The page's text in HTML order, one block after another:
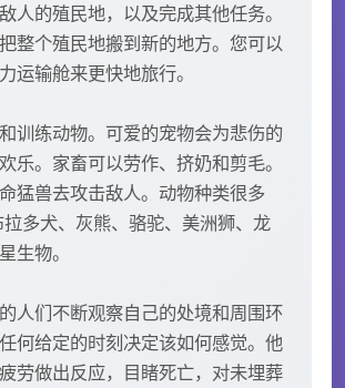
人的殖民地，以及完成其他任务。
整个殖民地搬到新的地方。您可以
运输舱来更快地旅行。
训练动物。可爱的宠物会为悲伤的
乐。家畜可以劳作、挤奶和剪毛。
猛兽去攻击敌人。动物种类很多
多犬、灰熊、骆驼、美洲狮、龙
生物。
人们不断观察自己的处境和周围环
何给定的时刻决定该如何感觉。他
劳做出反应，目睹死亡，对未埋葬